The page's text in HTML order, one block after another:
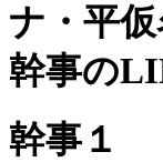
ナ・平
幹事の
幹事１